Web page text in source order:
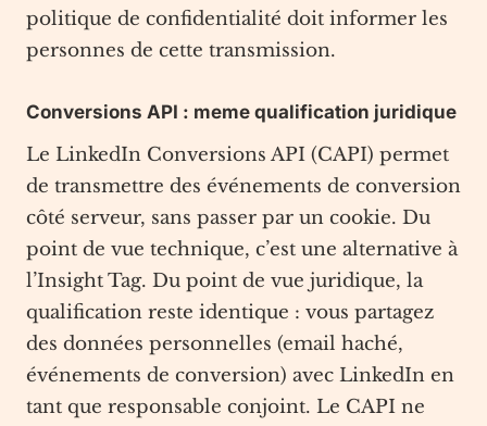
politique de confidentialité doit informer les
personnes de cette transmission.
Conversions API : meme qualification juridique
Le LinkedIn Conversions API (CAPI) permet
de transmettre des événements de conversion
côté serveur, sans passer par un cookie. Du
point de vue technique, c’est une alternative à
l’Insight Tag. Du point de vue juridique, la
qualification reste identique : vous partagez
des données personnelles (email haché,
événements de conversion) avec LinkedIn en
tant que responsable conjoint. Le CAPI ne